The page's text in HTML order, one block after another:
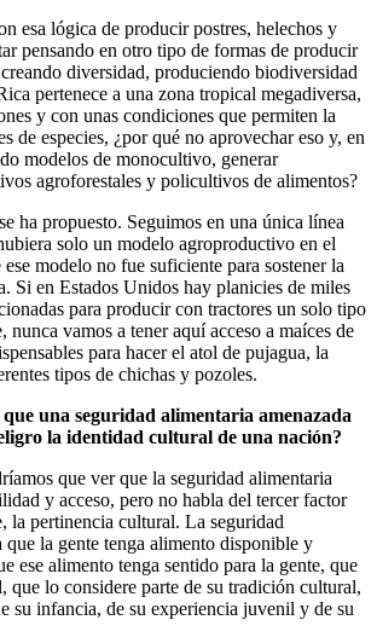
esa lógica de producir postres, helechos y
pensando en otro tipo de formas de producir
diversidad, produciendo biodiversidad
pertenece a una zona tropical megadiversa,
y con unas condiciones que permiten la
de especies, ¿por qué no aprovechar eso y, en
modelos de monocultivo, generar
agroforestales y policultivos de alimentos?
ha propuesto. Seguimos en una única línea
solo un modelo agroproductivo en el
modelo no fue suficiente para sostener la
Si en Estados Unidos hay planicies de miles
para producir con tractores un solo tipo
nunca vamos a tener aquí acceso a maíces de
para hacer el atol de pujagua, la
tipos de chichas y pozoles.
una seguridad alimentaria amenazada
la identidad cultural de una nación?
que ver que la seguridad alimentaria
y acceso, pero no habla del tercer factor
la pertinencia cultural. La seguridad
que la gente tenga alimento disponible y
ese alimento tenga sentido para la gente, que
que lo considere parte de su tradición cultural,
su infancia, de su experiencia juvenil y de su